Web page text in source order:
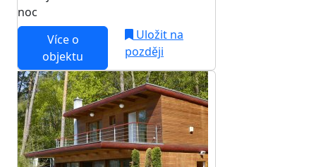
noc
Více o
objektu
Uložit na
později